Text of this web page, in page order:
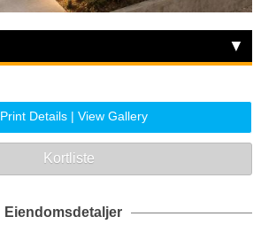
Print Details | View Gallery
Kortliste
Eiendomsdetaljer